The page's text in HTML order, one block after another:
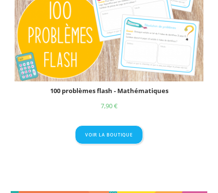
100 problèmes flash - Mathématiques
7,90€
VOIR LA BOUTIQUE